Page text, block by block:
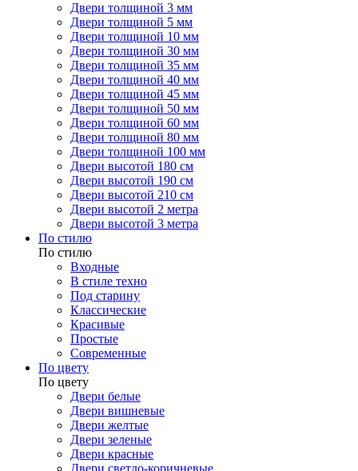
Двери толщиной 3 мм
Двери толщиной 5 мм
Двери толщиной 10 мм
Двери толщиной 30 мм
Двери толщиной 35 мм
Двери толщиной 40 мм
Двери толщиной 45 мм
Двери толщиной 50 мм
Двери толщиной 60 мм
Двери толщиной 80 мм
Двери толщиной 100 мм
Двери высотой 180 см
Двери высотой 190 см
Двери высотой 210 см
Двери высотой 2 метра
Двери высотой 3 метра
По стилю
По стилю
Входные
В стиле техно
Под старину
Классические
Красивые
Простые
Современные
По цвету
По цвету
Двери белые
Двери вишневые
Двери желтые
Двери зеленые
Двери красные